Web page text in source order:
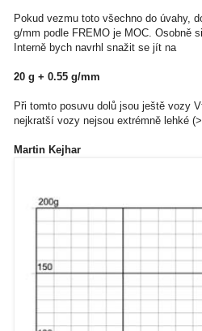
Pokud vezmu toto všechno do úvahy,
g/mm podle FREMO je MOC. Osobně
Interně bych navrhl snažit se jít na
20 g + 0.55 g/mm
Při tomto posuvu dolů jsou ještě vozy
nejkratší vozy nejsou extrémně lehké
Martin Kejhar